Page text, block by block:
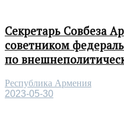
Секретарь Совбеза
советником
по
Республика Армения
2023-05-30